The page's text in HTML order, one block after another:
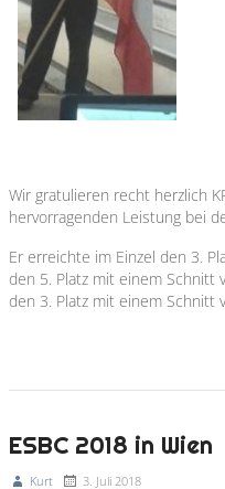
Wir gratulieren recht herzlich
hervorragenden Leistung bei
Er erreichte im Einzel den 3.
den 5. Platz mit einem Schnitt
den 3. Platz mit einem Schnitt
ESBC 2018 in Wien
Kurt 3. Juli 2018